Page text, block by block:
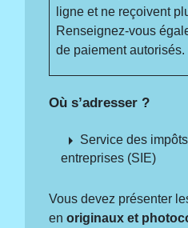
ligne et ne reçoivent
Renseignez-vous
de paiement autorisés.
Où s’adresser ?
arrow_right Service des
entreprises (SIE)
Vous devez présenter
enoriginaux et